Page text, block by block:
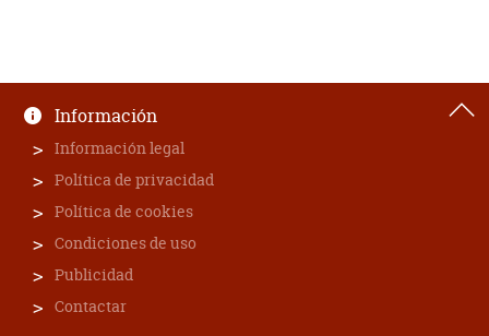
Información
Información legal
Política de privacidad
Política de cookies
Condiciones de uso
Publicidad
Contactar